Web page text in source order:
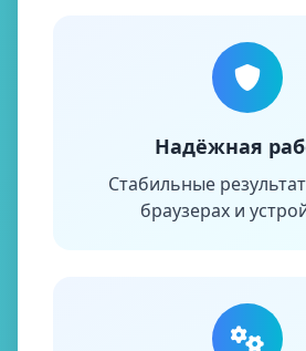
Надёжная
Стабильные
браузерах и